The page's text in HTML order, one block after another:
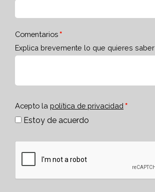
Comentarios
Explica brevemente lo que quieres saber
Acepto la política de privacidad
Estoy de acuerdo